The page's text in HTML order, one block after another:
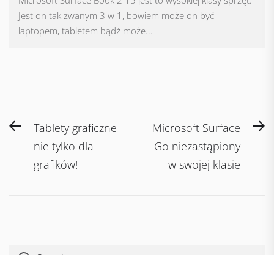
Jest on tak zwanym 3 w 1, bowiem może on być
laptopem, tabletem bądź może...
Nawigacja
wpisu
PreviousTablety graficzne
nie tylko dla
grafików!
Microsoft Surface
Go niezastąpiony
w swojej klasie